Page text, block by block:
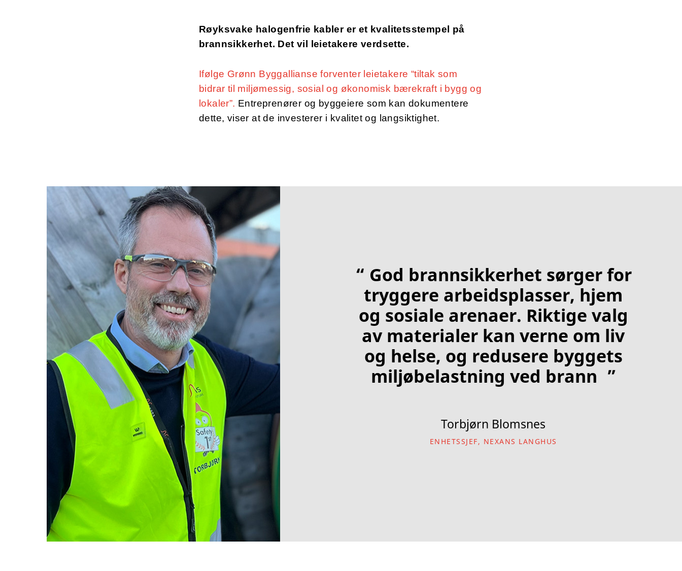
Røyksvake halogenfrie kabler er et kvalitetsstempel på
brannsikkerhet. Det vil leietakere verdsette.
Ifølge Grønn Byggallianse forventer leietakere “tiltak som
bidrar til miljømessig, sosial og økonomisk bærekraft i bygg og
lokaler”. Entreprenører og byggeiere som kan dokumentere
dette, viser at de investerer i kvalitet og langsiktighet.
“ God brannsikkerhet sørger for
tryggere arbeidsplasser, hjem
og sosiale arenaer. Riktige valg
av materialer kan verne om liv
og helse, og redusere byggets
miljøbelastning ved brann ”
Torbjørn Blomsnes
ENHETSSJEF, NEXANS LANGHUS